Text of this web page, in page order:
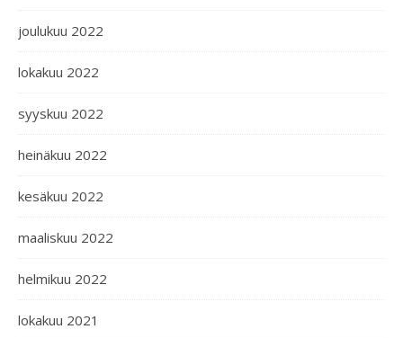
joulukuu 2022
lokakuu 2022
syyskuu 2022
heinäkuu 2022
kesäkuu 2022
maaliskuu 2022
helmikuu 2022
lokakuu 2021